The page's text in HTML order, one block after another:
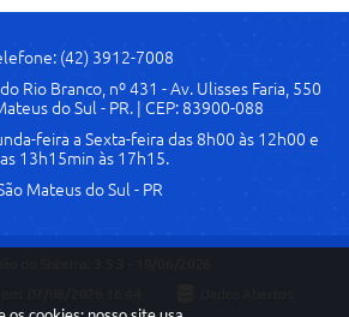
(42) 3912-7008
Rio Branco, nº 431 - Av. Ulisses Faria, 550
do Sul - PR. | CEP: 83900-088
feira a Sexta-feira das 8h00 às 12h00 e
13h15min às 17h15.
Mateus do Sul - PR